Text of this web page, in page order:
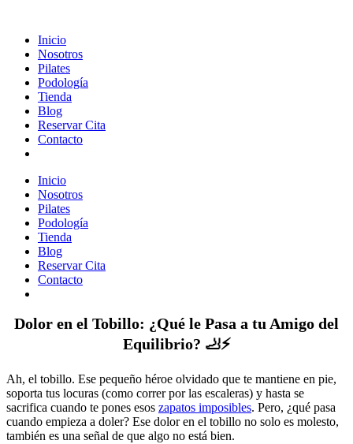
Inicio
Nosotros
Pilates
Podología
Tienda
Blog
Reservar Cita
Contacto
Inicio
Nosotros
Pilates
Podología
Tienda
Blog
Reservar Cita
Contacto
Dolor en el Tobillo: ¿Qué le Pasa a tu Amigo del
Equilibrio? 🦶⚡
Ah, el tobillo. Ese pequeño héroe olvidado que te mantiene en pie,
soporta tus locuras (como correr por las escaleras) y hasta se
sacrifica cuando te pones esos zapatos imposibles. Pero, ¿qué pasa
cuando empieza a doler? Ese dolor en el tobillo no solo es molesto,
también es una señal de que algo no está bien.